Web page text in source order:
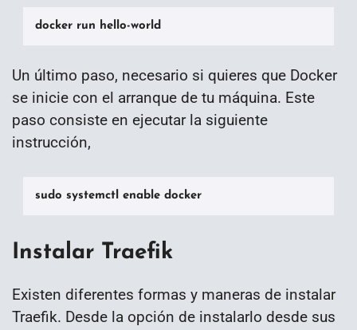
docker run hello-world
Un último paso, necesario si quieres que Docker
se inicie con el arranque de tu máquina. Este
paso consiste en ejecutar la siguiente
instrucción,
sudo systemctl enable docker
Instalar Traefik
Existen diferentes formas y maneras de instalar
Traefik. Desde la opción de instalarlo desde sus